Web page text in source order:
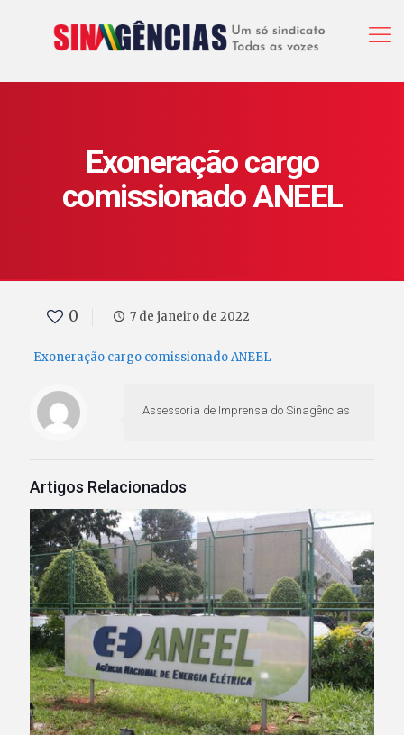
Exoneração cargo
comissionado ANEEL
0 7 de janeiro de 2022
Exoneração cargo comissionado ANEEL
Assessoria de Imprensa do Sinagências
Artigos Relacionados